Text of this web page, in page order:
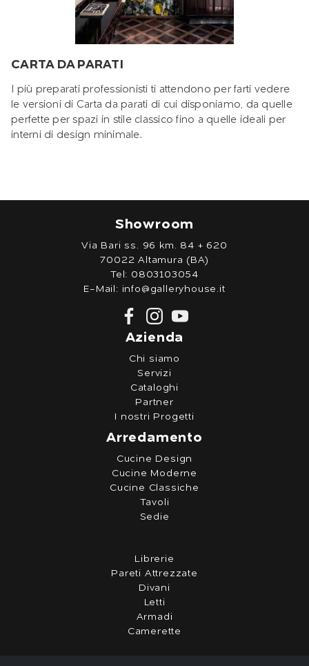
CARTA DA PARATI
I più preparati professionisti ti attendono per farti vedere
le versioni di Carta da parati di cui disponiamo, da quelle
perfette per spazi in stile classico fino a quelle ideali per
interni di design minimale.
Showroom
Via Bari ss. 96 km. 84 + 620
70022 Altamura (BA)
Tel: 0803103054
E-Mail: info@galleryhouse.it
Azienda
Chi siamo
Servizi
Cataloghi
Partner
I nostri Progetti
Arredamento
Cucine Design
Cucine Moderne
Cucine Classiche
Tavoli
Sedie
Librerie
Pareti Attrezzate
Divani
Letti
Armadi
Camerette